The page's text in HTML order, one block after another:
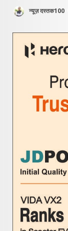
न्यूज़ दस्तक100